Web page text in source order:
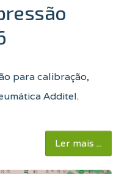
para calibração,
Additel.
Ler mais ...